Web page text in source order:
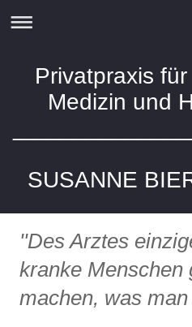
Privatpraxis
Medizin und
SUSANNE
''Des Arztes
kranke Menschen
machen, was